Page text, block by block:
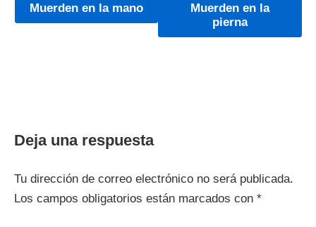
Muerden en la mano
Muerden en la
pierna
Deja una respuesta
Tu dirección de correo electrónico no será publicada.
Los campos obligatorios están marcados con *